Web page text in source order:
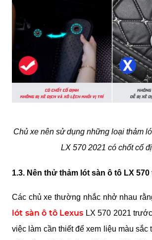
Chủ xe nên sử dụng những loại thảm
LX 570 2021 có chốt cố
1.3. Nên thử thảm lót sàn ô tô LX
Các chủ xe thường nhắc nhở nhau
lót sàn ô tô Lexus LX 570 2021
việc làm cần thiết để xem liệu màu sắc